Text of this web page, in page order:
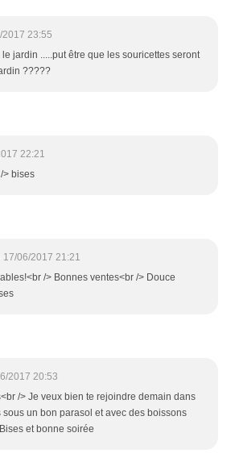
2017 23:55
jardin .....put être que les souricettes seront
?????
22:21
> bises
17/06/2017 21:21
/> Bonnes ventes<br /> Douce
2017 20:53
/> Je veux bien te rejoindre demain dans
sous un bon parasol et avec des boissons
et bonne soirée